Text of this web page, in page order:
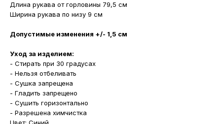
Длина рукава от горловины 79,5 см
Ширина рукава по низу 9 см
Допустимые изменения +/- 1,5 см
Уход за изделием:
- Стирать при 30 градусах
- Нельзя отбеливать
- Сушка запрещена
- Гладить запрещено
- Сушить горизонтально
- Разрешена химчистка
Потрогать, примерить,
ВЛЮБИТЬСЯ И КУПИТЬ
наш бренд вы можете по адресу